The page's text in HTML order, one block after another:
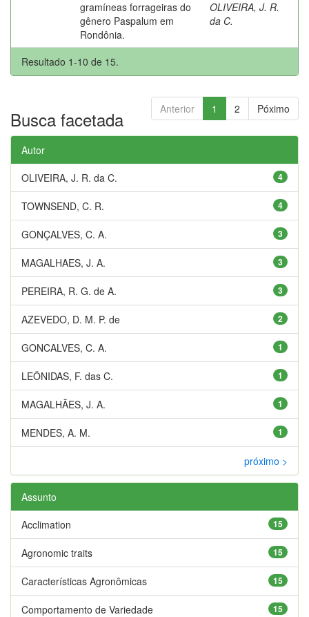
gramíneas forrageiras do
gênero Paspalum em
Rondônia.
OLIVEIRA, J. R.
da C.
Resultado 1-10 de 15.
Anterior 1 2 Póximo
Busca facetada
Autor
4
OLIVEIRA, J. R. da C.
4
TOWNSEND, C. R.
3
GONÇALVES, C. A.
3
MAGALHAES, J. A.
3
PEREIRA, R. G. de A.
2
AZEVEDO, D. M. P. de
1
GONCALVES, C. A.
1
LEÔNIDAS, F. das C.
1
MAGALHÃES, J. A.
1
MENDES, A. M.
próximo >
Assunto
15
Acclimation
15
Agronomic traits
15
Características Agronômicas
15
Comportamento de Variedade